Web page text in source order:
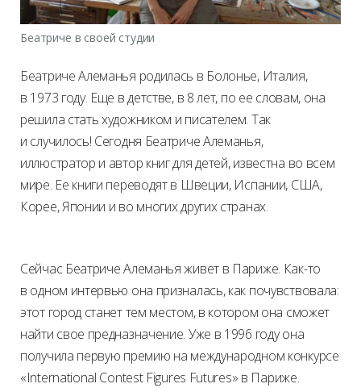
Беатриче в своей студии
Беатриче Алеманья родилась в Болонье, Италия,
в 1973 году. Еще в детстве, в 8 лет, по ее словам, она
решила стать художником и писателем. Так
и случилось! Сегодня Беатриче Алеманья,
иллюстратор и автор книг для детей, известна во всем
мире. Ее книги переводят в Швеции, Испании, США,
Корее, Японии и во многих других странах.
Сейчас Беатриче Алеманья живет в Париже. Как-то
в одном интервью она призналась, как почувствовала:
этот город станет тем местом, в котором она сможет
найти свое предназначение. Уже в 1996 году она
получила первую премию на международном конкурсе
«International Contest Figures Futures» в Париже.